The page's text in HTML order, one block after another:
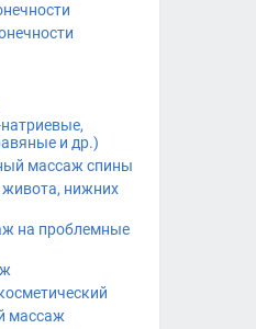
и др.)
массаж спины
нижних
на проблемные
массаж